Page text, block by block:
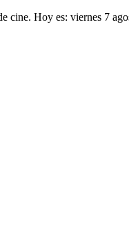
cine. Hoy es: viernes 7